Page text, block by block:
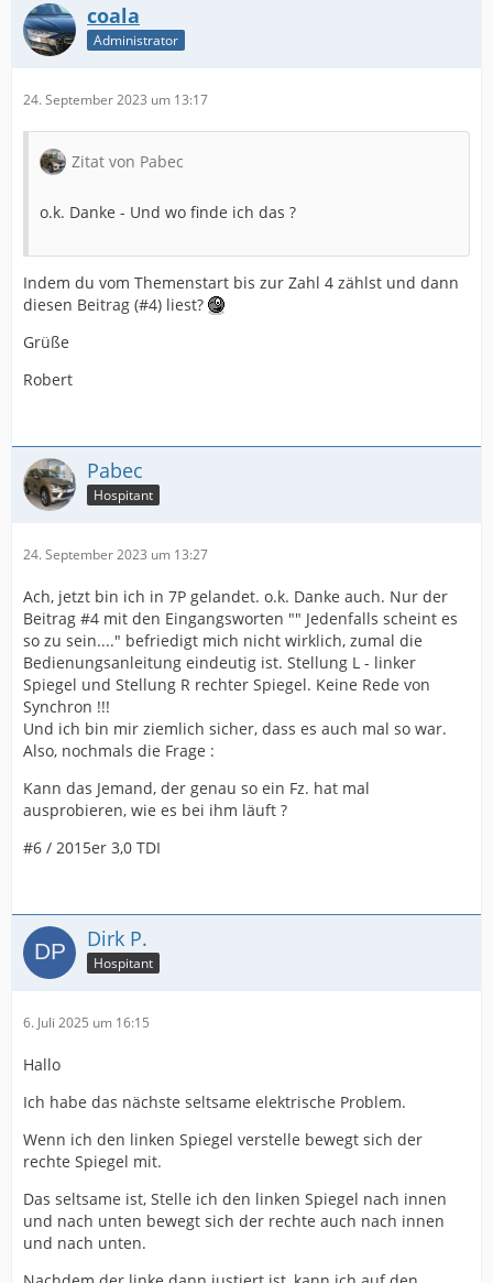
coala
Administrator
24. September 2023 um 13:17
Zitat von Pabec
o.k. Danke - Und wo finde ich das ?
Indem du vom Themenstart bis zur Zahl 4 zählst und dann
diesen Beitrag (#4) liest?
Grüße
Robert
Pabec
Hospitant
24. September 2023 um 13:27
Ach, jetzt bin ich in 7P gelandet. o.k. Danke auch. Nur der
Beitrag #4 mit den Eingangsworten "" Jedenfalls scheint es
so zu sein...." befriedigt mich nicht wirklich, zumal die
Bedienungsanleitung eindeutig ist. Stellung L - linker
Spiegel und Stellung R rechter Spiegel. Keine Rede von
Synchron !!!
Und ich bin mir ziemlich sicher, dass es auch mal so war.
Also, nochmals die Frage :
Kann das Jemand, der genau so ein Fz. hat mal
ausprobieren, wie es bei ihm läuft ?
#6 / 2015er 3,0 TDI
Dirk P.
Hospitant
6. Juli 2025 um 16:15
Hallo
Ich habe das nächste seltsame elektrische Problem.
Wenn ich den linken Spiegel verstelle bewegt sich der
rechte Spiegel mit.
Das seltsame ist, Stelle ich den linken Spiegel nach innen
und nach unten bewegt sich der rechte auch nach innen
und nach unten.